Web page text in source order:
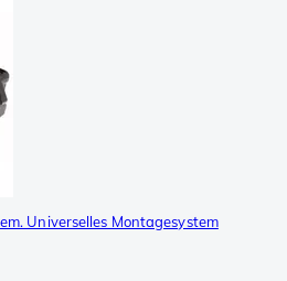
Universelles Montagesystem